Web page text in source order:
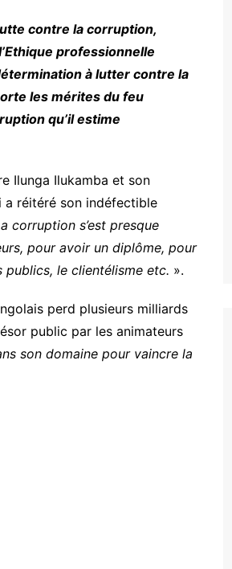
contre la corruption,
professionnelle
à lutter contre la
les mérites du feu
qu’il estime
Ilunga Ilukamba et son
a réitéré son indéfectible
corruption s’est presque
pour avoir un diplôme, pour
le clientélisme etc. ».
perd plusieurs milliards
public par les animateurs
son domaine pour vaincre la